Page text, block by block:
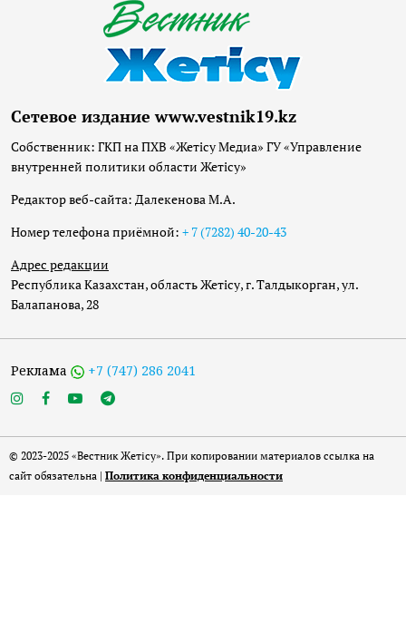
Сетевое издание www.vestnik19.kz
Собственник: ГКП на ПХВ «Жетісу Медиа» ГУ «Управление
внутренней политики области Жетісу»
Редактор веб-сайта: Далекенова М.А.
Номер телефона приёмной: + 7 (7282) 40-20-43
Адрес редакции
Республика Казахстан, область Жетісу, г. Талдыкорган, ул.
Балапанова, 28
Реклама +7 (747) 286 2041
© 2023-2025 «Вестник Жетісу». При копировании материалов ссылка на
сайт обязательна | Политика конфиденциальности